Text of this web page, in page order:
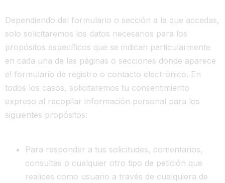
Dependiendo del formulario o sección a la que accedas,
solo solicitaremos los datos necesarios para los
propósitos específicos que se indican particularmente
en cada una de las páginas o secciones donde aparece
el formulario de registro o contacto electrónico. En
todos los casos, solicitaremos tu consentimiento
expreso al recopilar información personal para los
siguientes propósitos:
Para responder a tus solicitudes, comentarios,
consultas o cualquier otro tipo de petición que
realices como usuario a través de cualquiera de